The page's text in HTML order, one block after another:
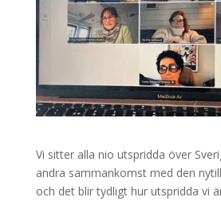
Vi sitter alla nio utspridda över
andra sammankomst med den
och det blir tydligt hur utspridda vi